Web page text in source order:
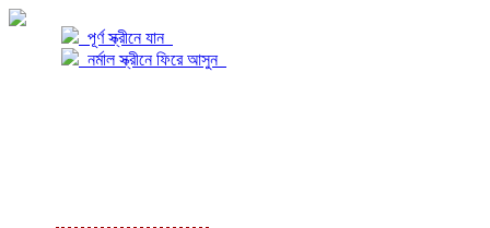
পূর্ণ স্ক্রীনে যান
নর্মাল স্ক্রীনে ফিরে আসুন